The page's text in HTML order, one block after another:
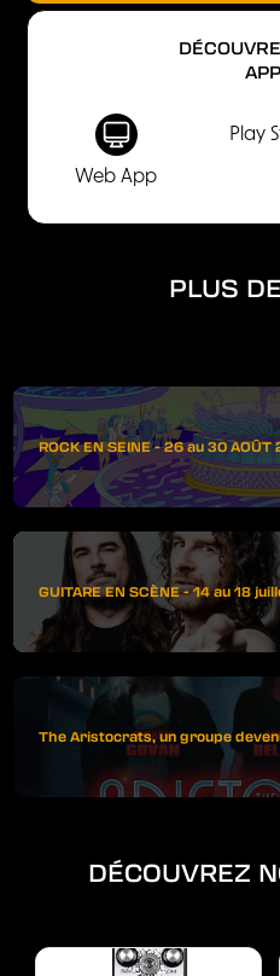
Web App
Play
PLUS
ROCK EN SEINE - 26 au 30
GUITARE EN SCÈNE - 14 au 18
The Aristocrats, un groupe
DÉCOUVREZ